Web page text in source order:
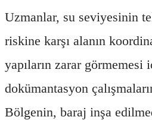
Uzmanlar, su seviyesinin
riskine karşı alanın
yapıların zarar görmemesi
dokümantasyon
Bölgenin, baraj inşa